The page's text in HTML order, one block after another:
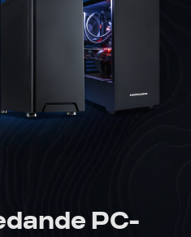
PC-